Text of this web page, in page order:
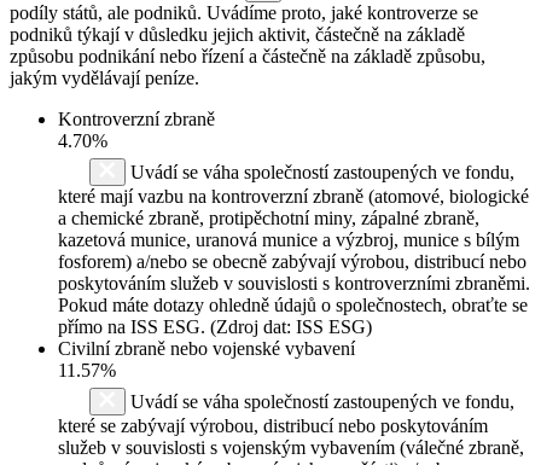
podíly států, ale podniků. Uvádíme proto, jaké kontroverze se
podniků týkají v důsledku jejich aktivit, částečně na základě
způsobu podnikání nebo řízení a částečně na základě způsobu,
jakým vydělávají peníze.
Kontroverzní zbraně
4.70%
Uvádí se váha společností zastoupených ve fondu,
které mají vazbu na kontroverzní zbraně (atomové, biologické
a chemické zbraně, protipěchotní miny, zápalné zbraně,
kazetová munice, uranová munice a výzbroj, munice s bílým
fosforem) a/nebo se obecně zabývají výrobou, distribucí nebo
poskytováním služeb v souvislosti s kontroverzními zbraněmi.
Pokud máte dotazy ohledně údajů o společnostech, obraťte se
přímo na ISS ESG. (Zdroj dat: ISS ESG)
Civilní zbraně nebo vojenské vybavení
11.57%
Uvádí se váha společností zastoupených ve fondu,
které se zabývají výrobou, distribucí nebo poskytováním
služeb v souvislosti s vojenským vybavením (válečné zbraně,